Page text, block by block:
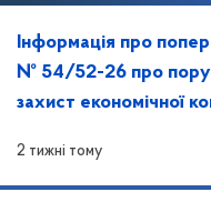
Інформація про
№ 54/52-26 про
захист економічної
розгляду
2 тижні тому